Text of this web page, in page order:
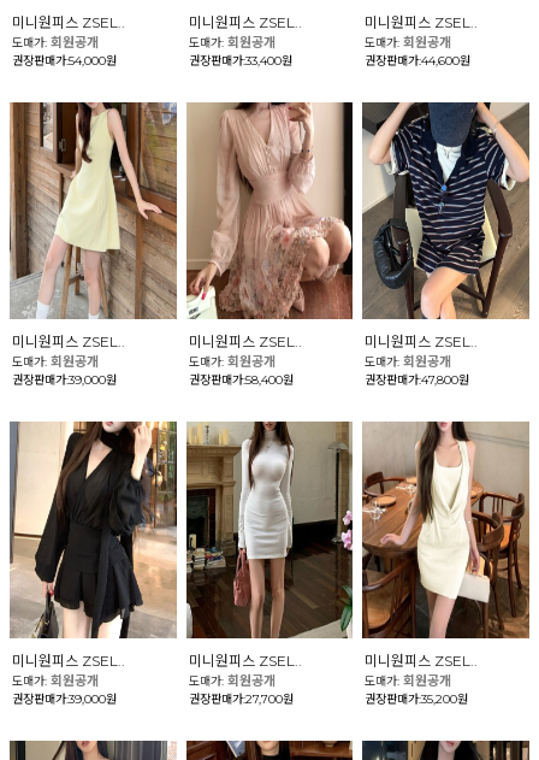
미니원피스 ZSEL..
도매가: 회원공개
권장판매가:54,000원
미니원피스 ZSEL..
도매가: 회원공개
권장판매가:33,400원
미니원피스 ZSEL..
도매가:회원공개
권장판매가:44,600원
미니원피스 ZSEL..
도매가: 회원공개
권장판매가:39,000원
미니원피스 ZSEL..
도매가: 회원공개
권장판매가:58,400원
미니원피스 ZSEL..
도매가:회원공개
권장판매가:47,800원
미니원피스 ZSEL..
도매가: 회원공개
권장판매가:39,000원
미니원피스 ZSEL..
도매가: 회원공개
권장판매가:27,700원
미니원피스 ZSEL..
도매가:회원공개
권장판매가:35,200원